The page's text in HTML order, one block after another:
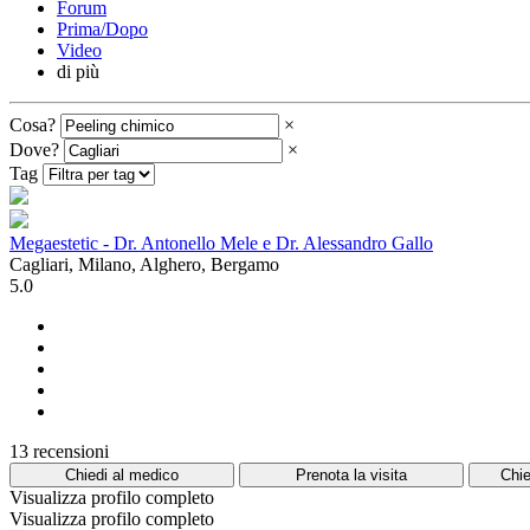
Forum
Prima/Dopo
Video
di più
Cosa?
×
Dove?
×
Tag
Megaestetic - Dr. Antonello Mele e Dr. Alessandro Gallo
Cagliari, Milano, Alghero, Bergamo
5.0
13 recensioni
Chiedi al medico Prenota la visita
Visualizza profilo completo
Visualizza profilo completo